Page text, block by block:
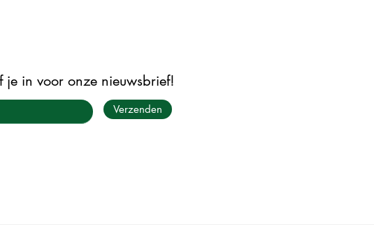
je in voor onze nieuwsbrief!
Verzenden